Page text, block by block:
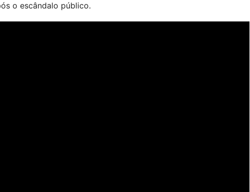
o escândalo público.